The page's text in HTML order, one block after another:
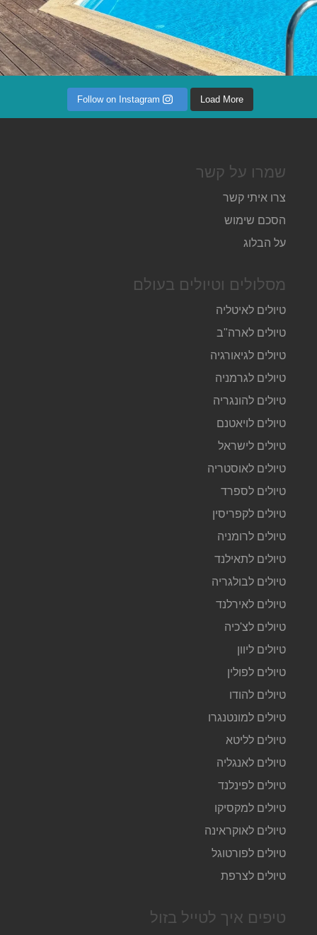
Load More
Follow on Instagram
שמרו על קשר
צרו איתי קשר
הסכם שימוש
על הבלוג
מסלולים וטיולים בעולם
טיולים לאיטליה
טיולים לארה"ב
טיולים לגיאורגיה
טיולים לגרמניה
טיולים להונגריה
טיולים לויאטנם
טיולים לישראל
טיולים לאוסטריה
טיולים לספרד
טיולים לקפריסין
טיולים לרומניה
טיולים לתאילנד
טיולים לבולגריה
טיולים לאירלנד
טיולים לצ'כיה
טיולים ליוון
טיולים לפולין
טיולים להודו
טיולים למונטנגרו
טיולים לליטא
טיולים לאנגליה
טיולים לפינלנד
טיולים למקסיקו
טיולים לאוקראינה
טיולים לפורטוגל
טיולים לצרפת
טיפים איך לטייל בזול